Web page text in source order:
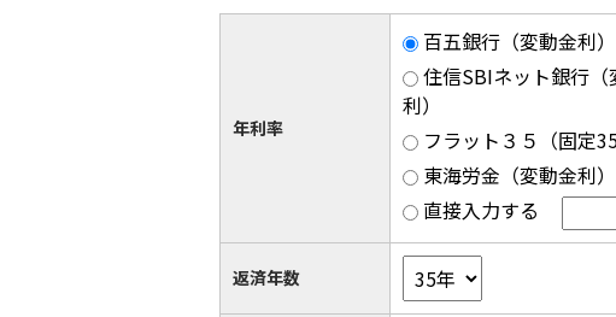
年利率
百五銀行（変動金利
住信SBIネット銀行
利）
フラット３５（固定
東海労金（変動金利
直接入力する
返済年数